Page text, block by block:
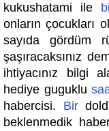
kukushatami ile
onların çocukları
sayıda gördüm
şaşıracaksınız
ihtiyacınız bilgi
hediye guguklu
habercisi. Bir
beklenmedik